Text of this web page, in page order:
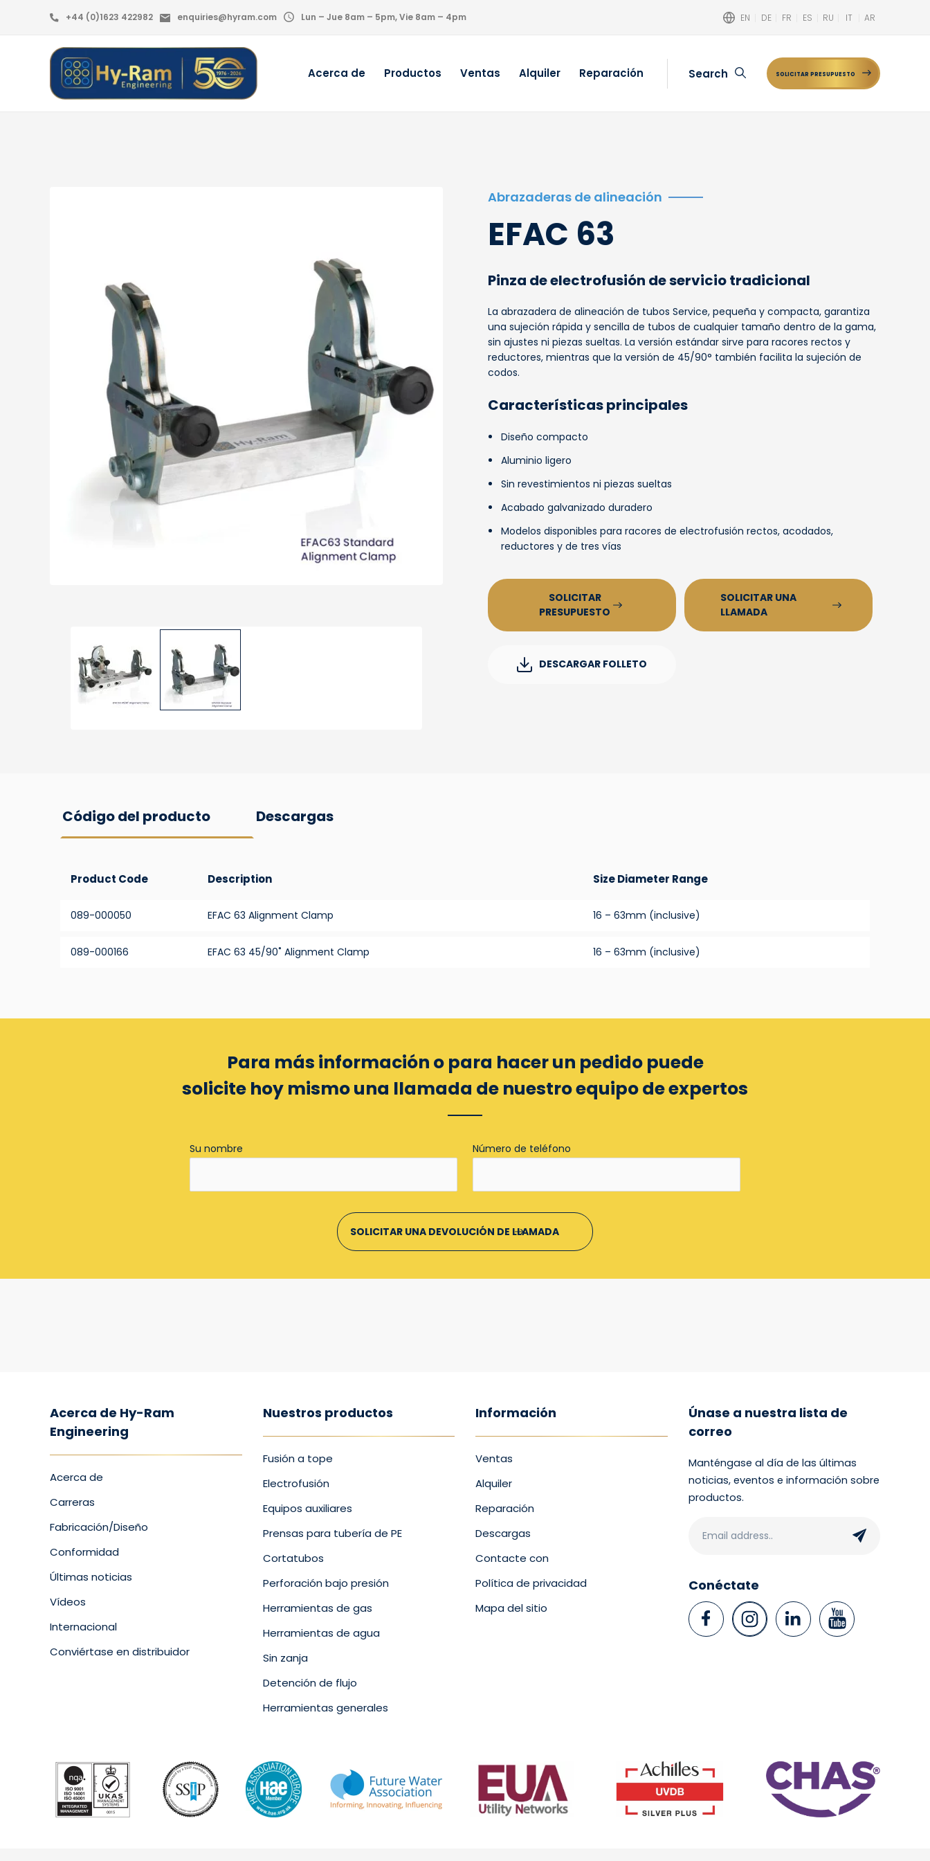
+44 (0)1623 422982 enquiries@hyram.com Lun – Jue 8am – 5pm, Vie 8am – 4pm EN DE FR ES RU IT AR
Acerca de Productos Ventas Alquiler Reparación Buscar
Search SOLICITAR PRESUPUESTO
Abrazaderas de alineación
EFAC 63
Pinza de electrofusión de servicio tradicional
La abrazadera de alineación de tubos Service, pequeña y compacta, garantiza
una sujeción rápida y sencilla de tubos de cualquier tamaño dentro de la gama,
sin ajustes ni piezas sueltas. La versión estándar sirve para racores rectos y
reductores, mientras que la versión de 45/90° también facilita la sujeción de
codos.
Características principales
Diseño compacto
Aluminio ligero
Sin revestimientos ni piezas sueltas
Acabado galvanizado duradero
Modelos disponibles para racores de electrofusión rectos, acodados,
reductores y de tres vías
SOLICITAR
PRESUPUESTO
SOLICITAR UNA
LLAMADA
DESCARGAR FOLLETO
Código del producto Descargas
Product Code Description Size Diameter Range
089-000050 EFAC 63 Alignment Clamp 16 – 63mm (inclusive)
089-000166 EFAC 63 45/90˚ Alignment Clamp 16 – 63mm (inclusive)
Para más información o para hacer un pedido puede
solicite hoy mismo una llamada de nuestro equipo de expertos
Su nombre Número de teléfono
Acerca de Hy-Ram
Engineering
Acerca de
Carreras
Fabricación/Diseño
Conformidad
Últimas noticias
Vídeos
Internacional
Conviértase en distribuidor
Nuestros productos
Fusión a tope
Electrofusión
Equipos auxiliares
Prensas para tubería de PE
Cortatubos
Perforación bajo presión
Herramientas de gas
Herramientas de agua
Sin zanja
Detención de flujo
Herramientas generales
Información
Ventas
Alquiler
Reparación
Descargas
Contacte con
Política de privacidad
Mapa del sitio
Únase a nuestra lista de
correo
Manténgase al día de las últimas
noticias, eventos e información sobre
productos.
Conéctate